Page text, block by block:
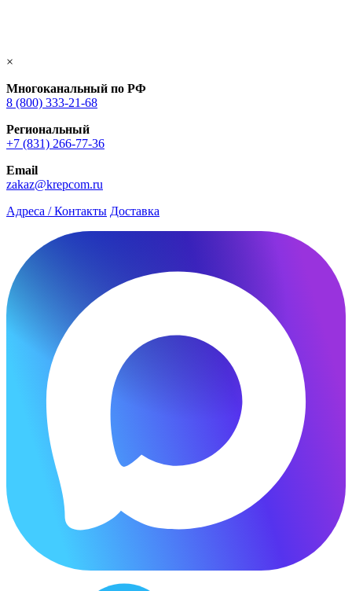
×
Многоканальный по РФ
8 (800) 333‑21-68
Региональный
+7 (831) 266-77-36
Email
zakaz@krepcom.ru
Адреса / Контакты Доставка